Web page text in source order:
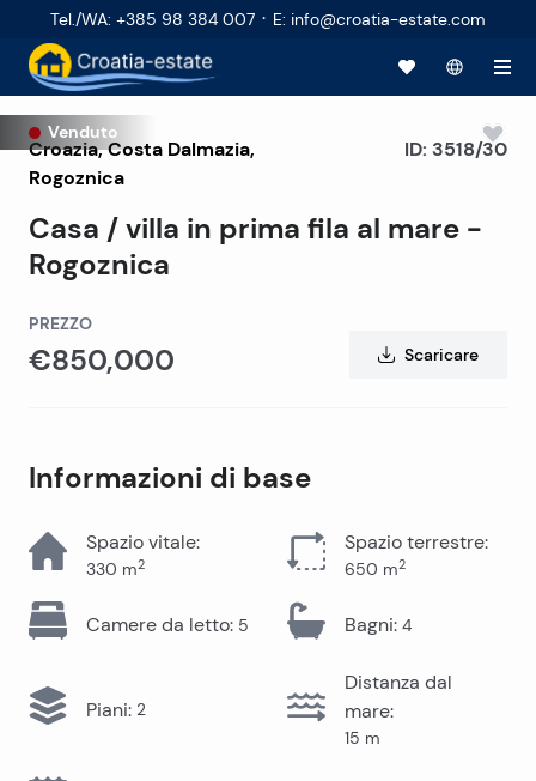
Tel./WA: +385 98 384 007 · E: info@croatia-estate.com
Venduto
Croazia,Costa Dalmazia,
Rogoznica
Casa / villa in prima fila al mare -
Rogoznica
ID: 3518/30
PREZZO
€850,000 Scaricare
Informazioni di base
Spazio vitale:
330 m2
Spazio terrestre:
650 m2
Camere da letto: 5 Bagni: 4
Piani: 2
Distanza dal
mare:
15 m